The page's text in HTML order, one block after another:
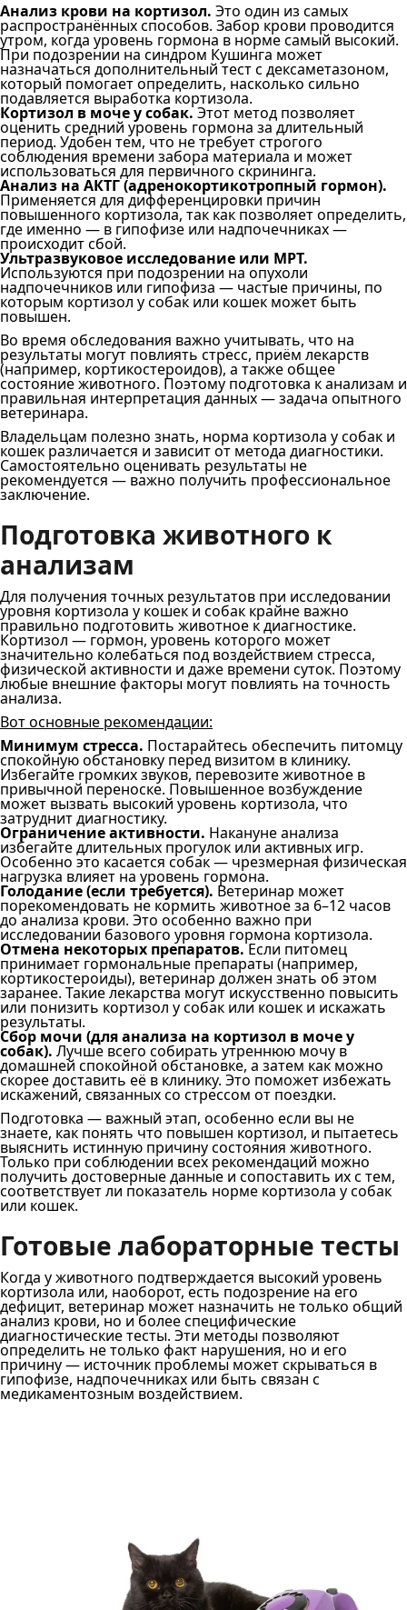
Анализ крови на кортизол. Это один из самых
распространённых способов. Забор крови проводится
утром, когда уровень гормона в норме самый высокий.
При подозрении на синдром Кушинга может
назначаться дополнительный тест с дексаметазоном,
который помогает определить, насколько сильно
подавляется выработка кортизола.
Кортизол в моче у собак.Этот метод позволяет
оценить средний уровень гормона за длительный
период. Удобен тем, что не требует строгого
соблюдения времени забора материала и может
использоваться для первичного скрининга.
Анализ на АКТГ (адренокортикотропный гормон).
Применяется для дифференцировки причин
повышенного кортизола, так как позволяет определить,
где именно — в гипофизе или надпочечниках —
происходит сбой.
Ультразвуковое исследование или МРТ.
Используются при подозрении на опухоли
надпочечников или гипофиза — частые причины, по
которым кортизол у собак или кошек может быть
повышен.
Во время обследования важно учитывать, что на
результаты могут повлиять стресс, приём лекарств
(например, кортикостероидов), а также общее
состояние животного. Поэтому подготовка к анализам и
правильная интерпретация данных — задача опытного
ветеринара.
Владельцам полезно знать, норма кортизола у собак и
кошек различается и зависит от метода диагностики.
Самостоятельно оценивать результаты не
рекомендуется — важно получить профессиональное
заключение.
Подготовка животного к
анализам
Для получения точных результатов при исследовании
уровня кортизола у кошек и собак крайне важно
правильно подготовить животное к диагностике.
Кортизол — гормон, уровень которого может
значительно колебаться под воздействием стресса,
физической активности и даже времени суток. Поэтому
любые внешние факторы могут повлиять на точность
анализа.
Вот основные рекомендации:
Минимум стресса. Постарайтесь обеспечить питомцу
спокойную обстановку перед визитом в клинику.
Избегайте громких звуков, перевозите животное в
привычной переноске. Повышенное возбуждение
может вызвать высокий уровень кортизола, что
затруднит диагностику.
Ограничение активности. Накануне анализа
избегайте длительных прогулок или активных игр.
Особенно это касается собак — чрезмерная физическая
нагрузка влияет на уровень гормона.
Голодание (если требуется). Ветеринар может
порекомендовать не кормить животное за 6–12 часов
до анализа крови. Это особенно важно при
исследовании базового уровня гормона кортизола.
Отмена некоторых препаратов.Если питомец
принимает гормональные препараты (например,
кортикостероиды), ветеринар должен знать об этом
заранее. Такие лекарства могут искусственно повысить
или понизить кортизол у собак или кошек и искажать
результаты.
Сбор мочи (для анализа на кортизол в моче у
собак). Лучше всего собирать утреннюю мочу в
домашней спокойной обстановке, а затем как можно
скорее доставить её в клинику. Это поможет избежать
искажений, связанных со стрессом от поездки.
Подготовка — важный этап, особенно если вы не
знаете, как понять что повышен кортизол, и пытаетесь
выяснить истинную причину состояния животного.
Только при соблюдении всех рекомендаций можно
получить достоверные данные и сопоставить их с тем,
соответствует ли показатель норме кортизола у собак
или кошек.
Готовые лабораторные тесты
Когда у животного подтверждается высокий уровень
кортизола или, наоборот, есть подозрение на его
дефицит, ветеринар может назначить не только общий
анализ крови, но и более специфические
диагностические тесты. Эти методы позволяют
определить не только факт нарушения, но и его
причину — источник проблемы может скрываться в
гипофизе, надпочечниках или быть связан с
медикаментозным воздействием.